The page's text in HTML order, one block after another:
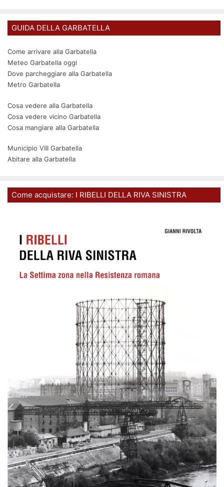
GUIDA DELLA GARBATELLA
Come arrivare alla Garbatella
Meteo Garbatella oggi
Dove parcheggiare alla Garbatella
Metro Garbatella
Cosa vedere alla Garbatella
Cosa vedere vicino Garbatella
Cosa mangiare alla Garbatella
Municipio VIII Garbatella
Abitare alla Garbatella
Come acquistare: I RIBELLI DELLA RIVA SINISTRA